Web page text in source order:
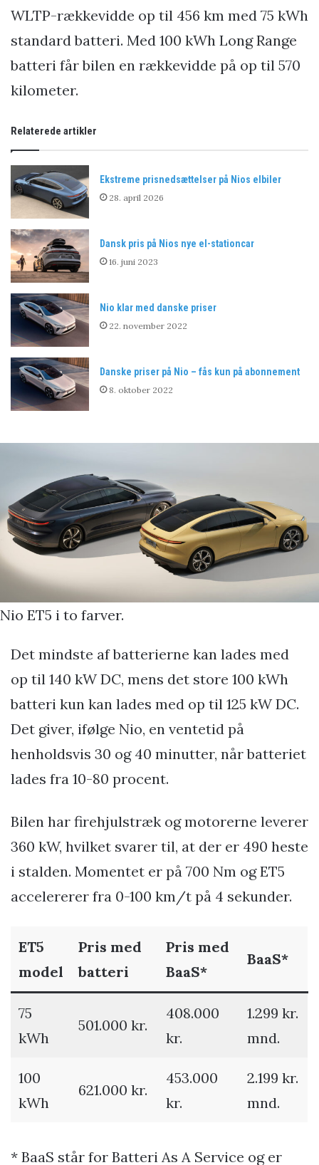
WLTP-rækkevidde op til 456 km med 75 kWh
standard batteri. Med 100 kWh Long Range
batteri får bilen en rækkevidde på op til 570
kilometer.
Relaterede artikler
Ekstreme prisnedsættelser på Nios elbiler
28. april 2026
Dansk pris på Nios nye el-stationcar
16. juni 2023
Nio klar med danske priser
22. november 2022
Danske priser på Nio – fås kun på abonnement
8. oktober 2022
Nio ET5 i to farver.
Det mindste af batterierne kan lades med
op til 140 kW DC, mens det store 100 kWh
batteri kun kan lades med op til 125 kW DC.
Det giver, ifølge Nio, en ventetid på
henholdsvis 30 og 40 minutter, når batteriet
lades fra 10-80 procent.
Bilen har firehjulstræk og motorerne leverer
360 kW, hvilket svarer til, at der er 490 heste
i stalden. Momentet er på 700 Nm og ET5
accelererer fra 0-100 km/t på 4 sekunder.
ET5
model
Pris med
batteri
Pris med
BaaS*
BaaS*
75
kWh
501.000 kr.
408.000
kr.
1.299 kr.
mnd.
100
kWh
621.000 kr.
453.000
kr.
2.199 kr.
mnd.
* BaaS står for Batteri As A Service og er